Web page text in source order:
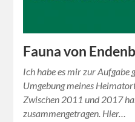
Fauna von
Ich habe es mir zur Aufgabe
Umgebung meines
Zwischen 2011 und 2017
zusammengetragen. Hier…